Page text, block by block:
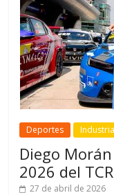
Deportes Industria
Diego
2026 del
27 de abril de 2026